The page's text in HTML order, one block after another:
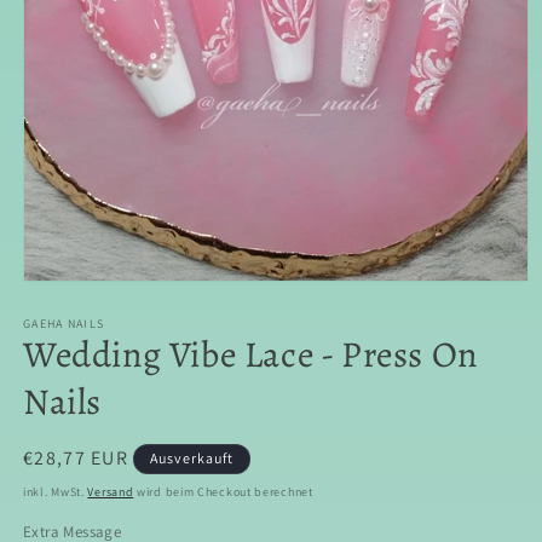
in
Modal
öffnen
GAEHA NAILS
Wedding Vibe Lace - Press On
Nails
Normaler
Preis
€28,77 EUR Ausverkauft
inkl. MwSt.Versand wird beim Checkout berechnet
Extra Message